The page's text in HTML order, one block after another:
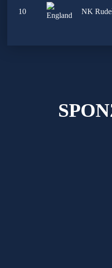
10 NK